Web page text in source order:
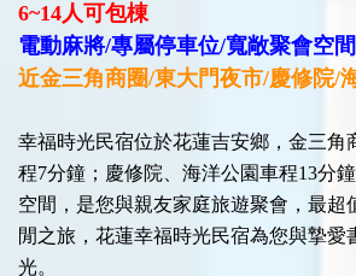
6~14人可包棟
電動麻將/專屬停車位/寬敞聚會空間
近金三角商圈/東大門夜市/慶修院/
幸福時光民宿位於花蓮吉安鄉，金三角
程7分鐘；慶修院、海洋公園車程13分
空間， 是您與親友家庭旅遊聚會，最超
閒之旅，花蓮幸福時光民宿為您與摯愛
光。